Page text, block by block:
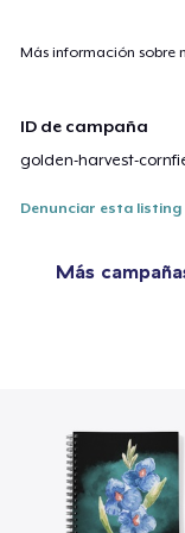
Más información sobre
ID de campaña
golden-harvest-
Denunciar esta listing
Más